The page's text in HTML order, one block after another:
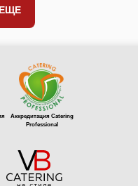
Аккредитация Catering
Professional